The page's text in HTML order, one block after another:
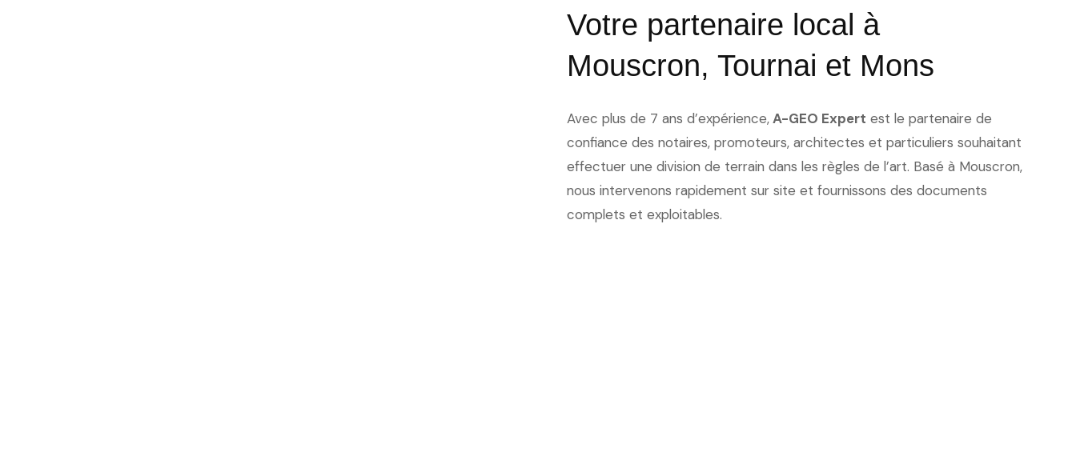
Votre partenaire local à
Mouscron, Tournai et Mons
Avec plus de 7 ans d’expérience,A-GEO Expert est le partenaire de
confiance des notaires, promoteurs, architectes et particuliers souhaitant
effectuer une division de terrain dans les règles de l’art. Basé à Mouscron,
nous intervenons rapidement sur site et fournissons des documents
complets et exploitables.